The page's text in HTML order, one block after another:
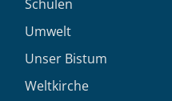
Schulen
Umwelt
Unser Bistum
Weltkirche